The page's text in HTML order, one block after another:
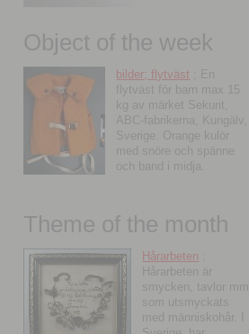
Object of the week
bilder; flytväst ; En
flytväst för barn max 15
kg av märket Sekurit,
ABC-fabrikerna, Kungälv,
Sverige. Orange kulör
med snöre och spänne
och band i midja.
Theme of the month
Hårarbeten
Hårarbeten är
smycken, tavlor mm
som utsmyckats
med människohår. I